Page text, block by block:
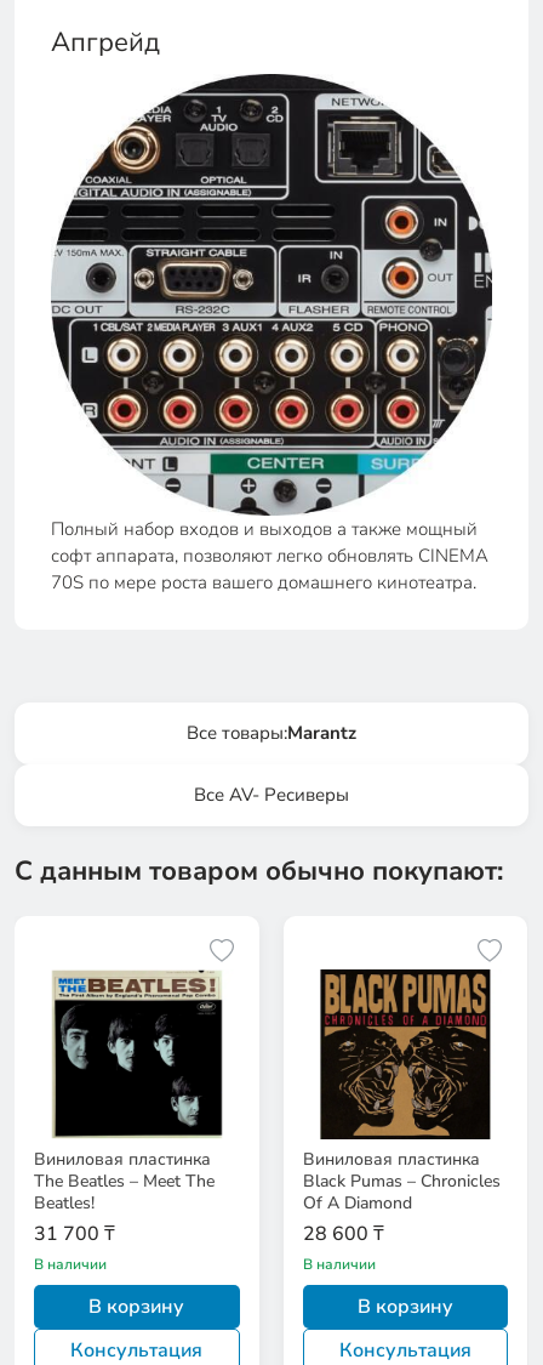
Апгрейд
Полный набор входов и выходов а также мощный
софт аппарата, позволяют легко обновлять CINEMA
70S по мере роста вашего домашнего кинотеатра.
Все товары:Marantz
Все AV- Ресиверы
С данным товаром обычно покупают:
Виниловая пластинка
The Beatles – Meet The
Beatles!
31 700 ₸
В наличии
В корзину
Консультация
Виниловая пластинка
Black Pumas – Chronicles
Of A Diamond
28 600 ₸
В наличии
В корзину
Консультация